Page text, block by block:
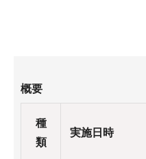
概要
種
類
実施日時